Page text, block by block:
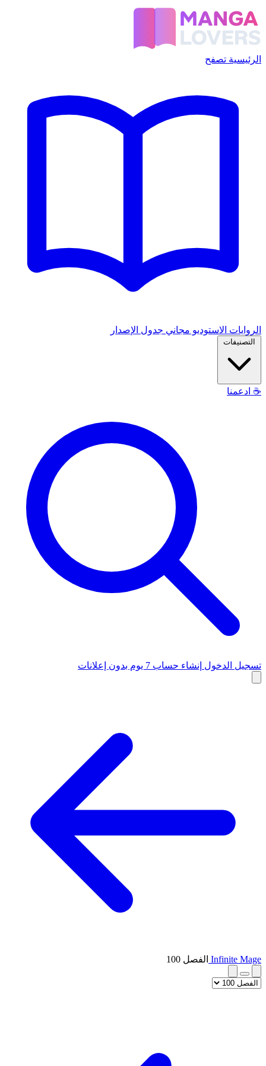
الرئيسية تصفح
الروايات الاستوديو مجاني جدول الإصدار
التصنيفات
☕ ادعمنا
تسجيل الدخول إنشاء حساب 7 يوم بدون إعلانات
Infinite Mage الفصل 100